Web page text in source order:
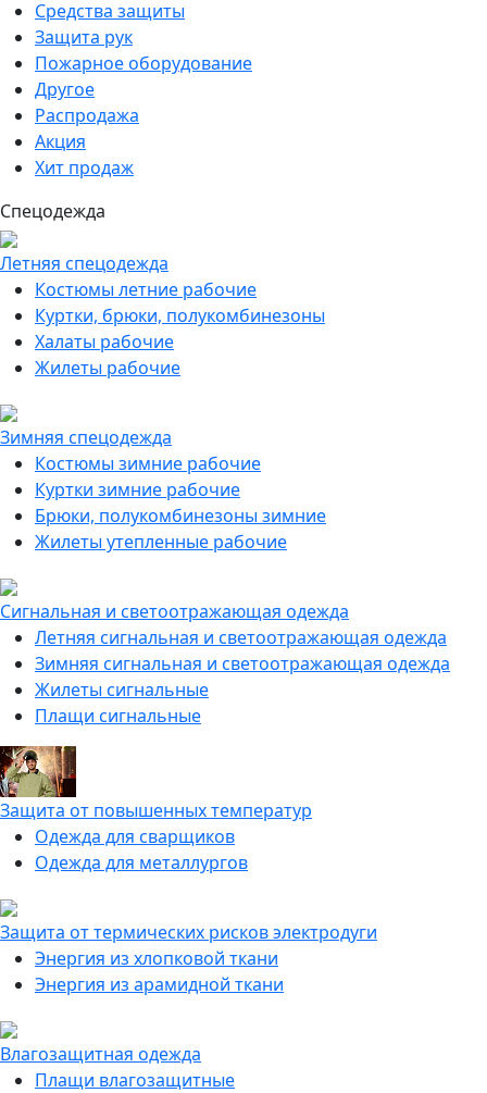
Средства защиты
Защита рук
Пожарное оборудование
Другое
Распродажа
Акция
Хит продаж
Спецодежда
Летняя спецодежда
Костюмы летние рабочие
Куртки, брюки, полукомбинезоны
Халаты рабочие
Жилеты рабочие
Зимняя спецодежда
Костюмы зимние рабочие
Куртки зимние рабочие
Брюки, полукомбинезоны зимние
Жилеты утепленные рабочие
Сигнальная и светоотражающая одежда
Летняя сигнальная и светоотражающая одежда
Зимняя сигнальная и светоотражающая одежда
Жилеты сигнальные
Плащи сигнальные
Защита от повышенных температур
Одежда для сварщиков
Одежда для металлургов
Защита от термических рисков электродуги
Энергия из хлопковой ткани
Энергия из арамидной ткани
Влагозащитная одежда
Плащи влагозащитные